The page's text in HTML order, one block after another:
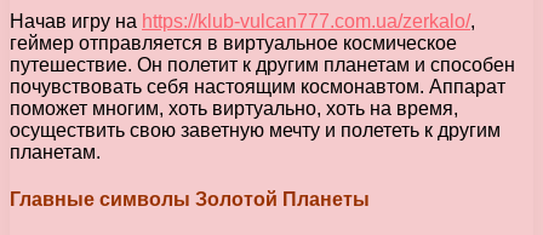
Начав игру на https://klub-vulcan777.com.ua/zerkalo/,
геймер отправляется в виртуальное космическое
путешествие. Он полетит к другим планетам и способен
почувствовать себя настоящим космонавтом. Аппарат
поможет многим, хоть виртуально, хоть на время,
осуществить свою заветную мечту и полететь к другим
планетам.
Главные символы Золотой Планеты